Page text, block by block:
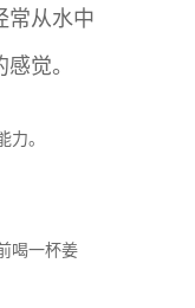
常从水中
觉。
。
喝一杯姜